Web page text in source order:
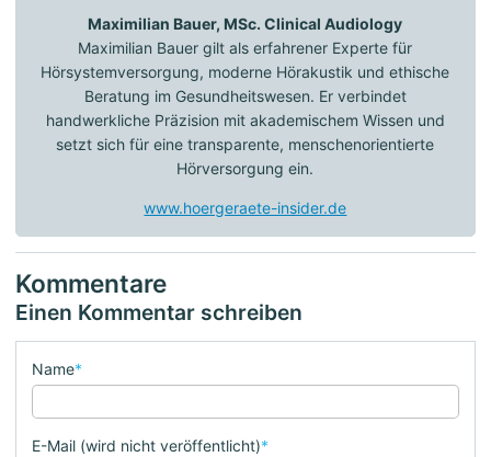
Maximilian Bauer, MSc. Clinical Audiology
Maximilian Bauer gilt als erfahrener Experte für
Hörsystemversorgung, moderne Hörakustik und ethische
Beratung im Gesundheitswesen. Er verbindet
handwerkliche Präzision mit akademischem Wissen und
setzt sich für eine transparente, menschenorientierte
Hörversorgung ein.
www.hoergeraete-insider.de
Kommentare
Einen Kommentar schreiben
Name*
E-Mail (wird nicht veröffentlicht)*